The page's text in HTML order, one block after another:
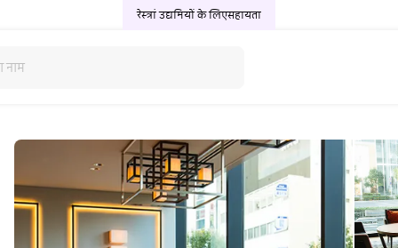
रेस्त्रां उद्यमियों के लिएसहायता